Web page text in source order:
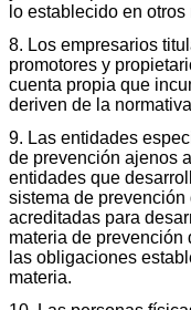
lo establecido en
8. Los empresarios
promotores y
cuenta propia que
deriven de la
9. Las entidades
de prevención ajenos
entidades que
sistema de
acreditadas para
materia de
las obligaciones
materia.